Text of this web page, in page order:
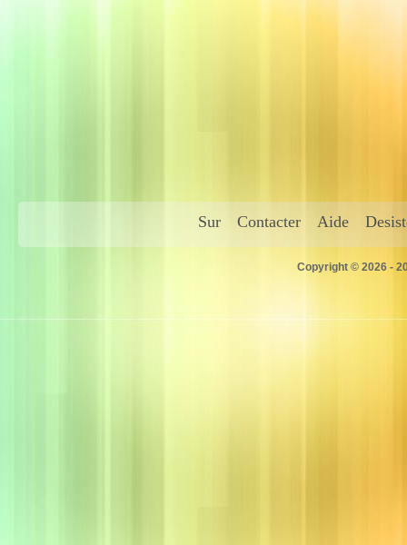
Sur Contacter Aide
Copyright © 2026 -